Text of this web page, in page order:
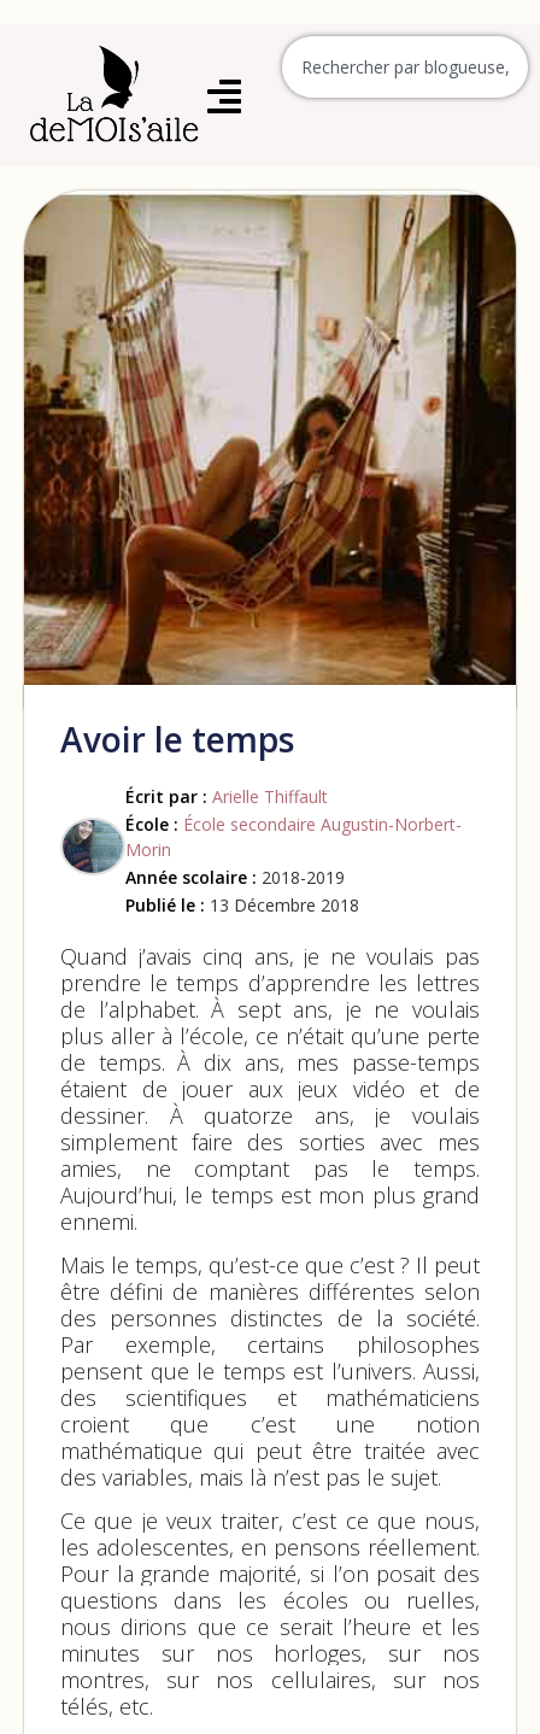
Avoir le temps
Écrit par : Arielle Thiffault
École : École secondaire Augustin-Norbert-
Morin
Année scolaire : 2018-2019
Publié le : 13 Décembre 2018
Quand j’avais cinq ans, je ne voulais pas
prendre le temps d’apprendre les lettres
de l’alphabet. À sept ans, je ne voulais
plus aller à l’école, ce n’était qu’une perte
de temps. À dix ans, mes passe-temps
étaient de jouer aux jeux vidéo et de
dessiner. À quatorze ans, je voulais
simplement faire des sorties avec mes
amies, ne comptant pas le temps.
Aujourd’hui, le temps est mon plus grand
ennemi.
Mais le temps, qu’est-ce que c’est ? Il peut
être défini de manières différentes selon
des personnes distinctes de la société.
Par exemple, certains philosophes
pensent que le temps est l’univers. Aussi,
des scientifiques et mathématiciens
croient que c’est une notion
mathématique qui peut être traitée avec
des variables, mais là n’est pas le sujet.
Ce que je veux traiter, c’est ce que nous,
les adolescentes, en pensons réellement.
Pour la grande majorité, si l’on posait des
questions dans les écoles ou ruelles,
nous dirions que ce serait l’heure et les
minutes sur nos horloges, sur nos
montres, sur nos cellulaires, sur nos
télés, etc.